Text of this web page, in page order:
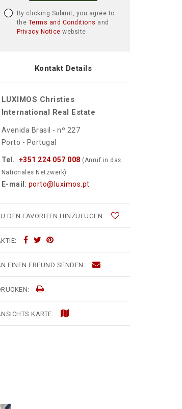
By clicking Submit, you agree to
the Terms and Conditions and
Privacy Notice website
Kontakt Details
LUXIMOS Christies
International Real Estate
Avenida Brasil - nº 227
Porto - Portugal
Tel.: +351 224 057 008 (Anruf in das
Nationales Netzwerk)
E-mail : porto@luximos.pt
DEN FAVORITEN HINZUFÜGEN:
EINEN FREUND SENDEN:
KARTE: